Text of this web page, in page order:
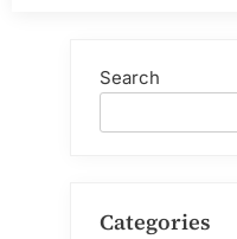
Search
Categories